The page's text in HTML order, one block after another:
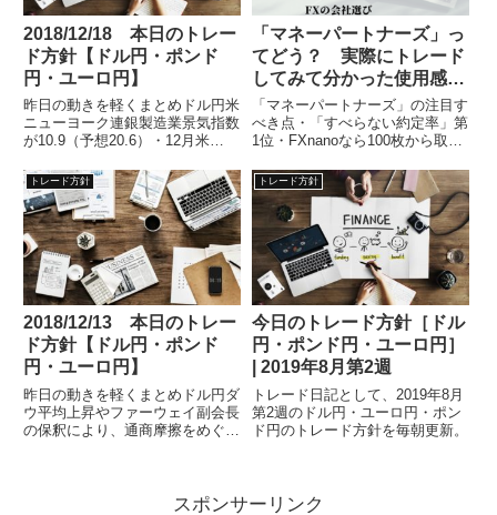
2018/12/18 本日のトレー
ド方針【ドル円・ポンド
円・ユーロ円】
昨日の動きを軽くまとめドル円米
ニューヨーク連銀製造業景気指数
が10.9（予想20.6）・12月米
「マネーパートナーズ」っ
てどう？ 実際にトレード
してみて分かった使用感や
特徴をご紹介 | FX会社選び
「マネーパートナーズ」の注目す
べき点・「すべらない約定率」第
1位・FXnanoなら100枚から取引
トレード方針
2018/12/13 本日のトレー
ド方針【ドル円・ポンド
円・ユーロ円】
昨日の動きを軽くまとめドル円ダ
ウ平均上昇やファーウェイ副会長
の保釈により、通商摩擦をめぐる
トレード方針
今日のトレード方針［ドル
円・ポンド円・ユーロ円］
| 2019年8月第2週
トレード日記として、2019年8月
第2週のドル円・ユーロ円・ポン
ド円のトレード方針を毎朝更新。
スポンサーリンク